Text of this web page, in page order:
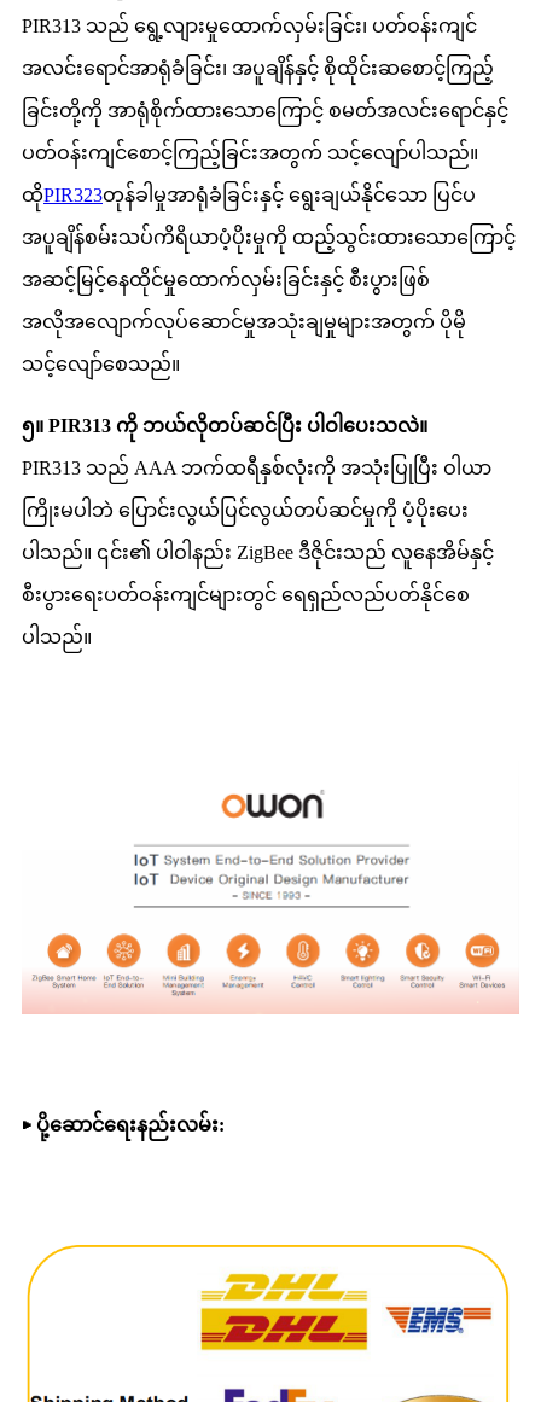
PIR313 သည် ရွေ့လျားမှုထောက်လှမ်းခြင်း၊ ပတ်ဝန်းကျင်
အလင်းရောင်အာရုံခံခြင်း၊ အပူချိန်နှင့် စိုထိုင်းဆစောင့်ကြည့်
ခြင်းတို့ကို အာရုံစိုက်ထားသောကြောင့် စမတ်အလင်းရောင်နှင့်
ပတ်ဝန်းကျင်စောင့်ကြည့်ခြင်းအတွက် သင့်လျော်ပါသည်။
ထိုPIR323တုန်ခါမှုအာရုံခံခြင်းနှင့် ရွေးချယ်နိုင်သော ပြင်ပ
အပူချိန်စမ်းသပ်ကိရိယာပံ့ပိုးမှုကို ထည့်သွင်းထားသောကြောင့်
အဆင့်မြင့်နေထိုင်မှုထောက်လှမ်းခြင်းနှင့် စီးပွားဖြစ်
အလိုအလျောက်လုပ်ဆောင်မှုအသုံးချမှုများအတွက် ပိုမို
သင့်လျော်စေသည်။
၅။ PIR313 ကို ဘယ်လိုတပ်ဆင်ပြီး ပါဝါပေးသလဲ။
PIR313 သည် AAA ဘက်ထရီနှစ်လုံးကို အသုံးပြုပြီး ဝါယာ
ကြိုးမပါဘဲ ပြောင်းလွယ်ပြင်လွယ်တပ်ဆင်မှုကို ပံ့ပိုးပေး
ပါသည်။ ၎င်း၏ ပါဝါနည်း ZigBee ဒီဇိုင်းသည် လူနေအိမ်နှင့်
စီးပွားရေးပတ်ဝန်းကျင်များတွင် ရေရှည်လည်ပတ်နိုင်စေ
ပါသည်။
▶ ပို့ဆောင်ရေးနည်းလမ်း: